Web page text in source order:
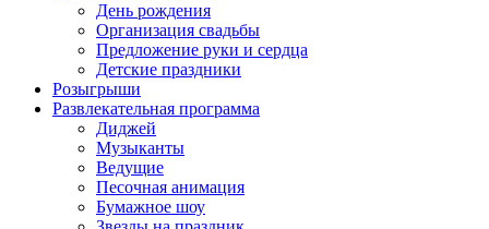
День рождения
Организация свадьбы
Предложение руки и сердца
Детские праздники
Розыгрыши
Развлекательная программа
Диджей
Музыканты
Ведущие
Песочная анимация
Бумажное шоу